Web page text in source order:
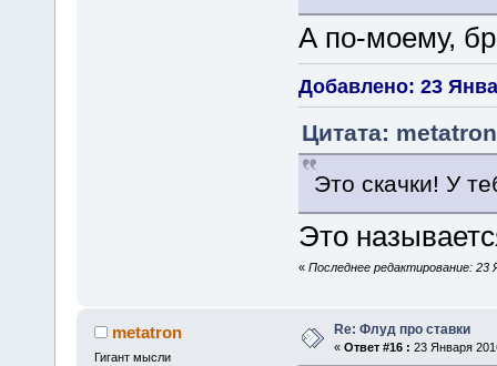
А по-моему,
Добавлено: 23
Цитата:
Это скачки! У
Это
« Последнее редактирование: 23
metatron
Гигант мысли
Re: Флуд про ставки
« Ответ #16 : 23 Января